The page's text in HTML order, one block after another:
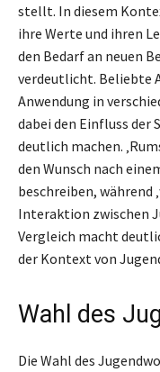
stellt. In diesem
ihre Werte und ihren
den Bedarf an neuen
verdeutlicht. Beliebte
Anwendung in
dabei den Einfluss der
deutlich machen.
den Wunsch nach
beschreiben, während
Interaktion zwischen
Vergleich macht
der Kontext von
Wahl des
Die Wahl des